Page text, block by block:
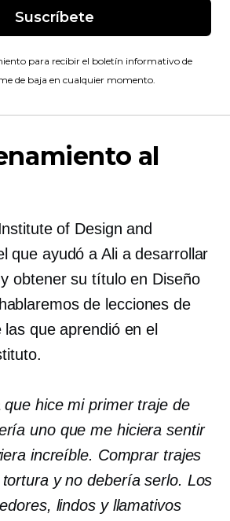
Suscríbete
para recibir el boletín informativo de
de baja en cualquier momento.
al
of Design and
que ayudó a Ali a desarrollar
obtener su título en Diseño
de lecciones de
que aprendió en el
que hice mi primer traje de
uno que me hiciera sentir
increíble. Comprar trajes
y no debería serlo. Los
lindos y llamativos